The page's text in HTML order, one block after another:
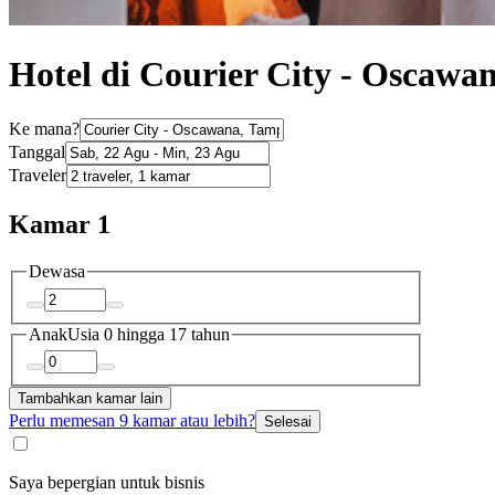
Hotel di Courier City -
Ke mana?
Tanggal
Traveler
Kamar 1
Dewasa
AnakUsia 0 hingga 17 tahun
Tambahkan kamar lain
Perlu memesan 9 kamar atau lebih? Selesai
Saya bepergian untuk bisnis